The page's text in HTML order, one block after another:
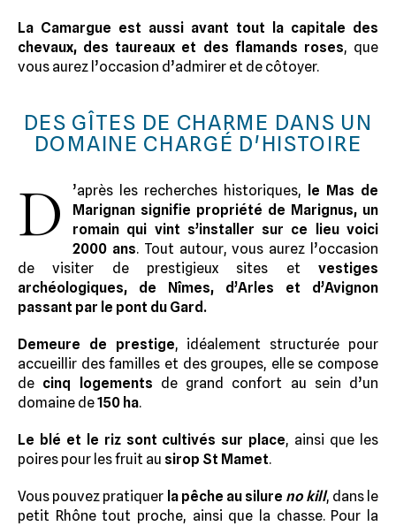
La Camargue est aussi avant tout la capitale des
chevaux, des taureaux et des flamands roses, que
vous aurez l’occasion d’admirer et de côtoyer.
DES GÎTES DE CHARME DANS UN
DOMAINE CHARGÉ D'HISTOIRE
D ’après les recherches historiques,
le Mas de
Marignan signifie propriété de Marignus, un
romain qui vint s’installer sur ce lieu voici
2000 ans. Tout autour, vous aurez l’occasion
de visiter de prestigieux sites et vestiges
archéologiques, de Nîmes, d’Arles et d’Avignon
passant par le pont du Gard.
Demeure de prestige, idéalement structurée pour
accueillir des familles et des groupes, elle se compose
de cinq logements de grand confort au sein d’un
domaine de150 ha.
Le blé et le riz sont cultivés sur place, ainsi que les
poires pour les fruit au sirop St Mamet.
Vous pouvez pratiquer la pêche au silure no kill, dans le
petit Rhône tout proche, ainsi que la chasse. Pour la